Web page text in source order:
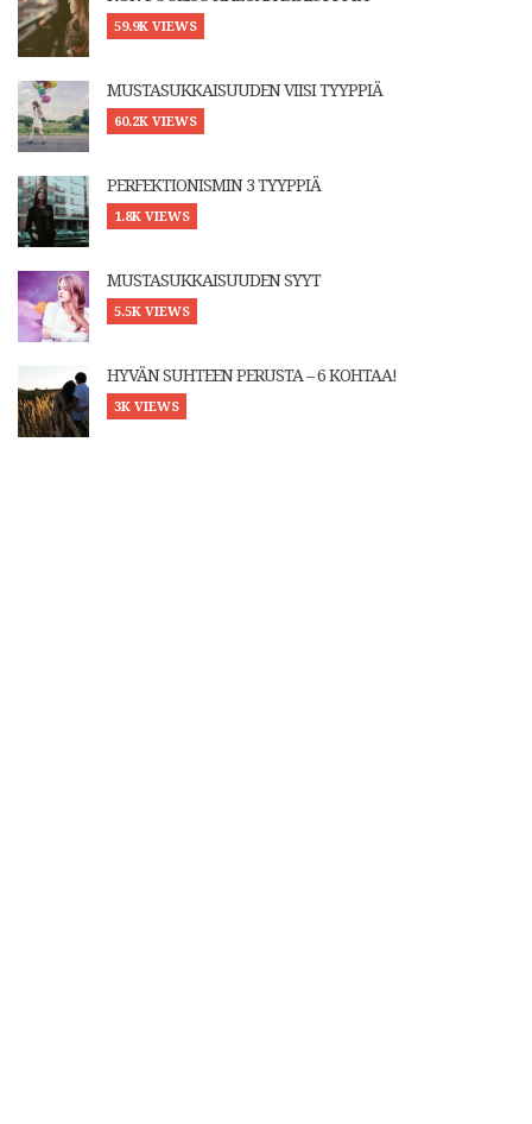
59.9K VIEWS
MUSTASUKKAISUUDEN VIISI TYYPPIÄ
60.2K VIEWS
PERFEKTIONISMIN 3 TYYPPIÄ
1.8K VIEWS
MUSTASUKKAISUUDEN SYYT
5.5K VIEWS
HYVÄN SUHTEEN PERUSTA – 6 KOHTAA!
3K VIEWS